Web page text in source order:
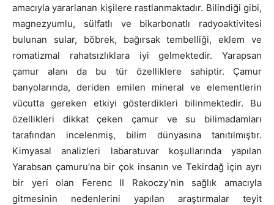
amacıyla yararlanan kişilere rastlanmaktadır. Bilindiği gibi,
magnezyumlu, sülfatlı ve bikarbonatlı radyoaktivitesi
bulunan sular, böbrek, bağırsak tembelliği, eklem ve
romatizmal rahatsızlıklara iyi gelmektedir. Yarapsan
çamur alanı da bu tür özelliklere sahiptir. Çamur
banyolarında, deriden emilen mineral ve elementlerin
vücutta gereken etkiyi gösterdikleri bilinmektedir. Bu
özellikleri dikkat çeken çamur ve su bilimadamları
tarafından incelenmiş, bilim dünyasına tanıtılmıştır.
Kimyasal analizleri labaratuvar koşullarında yapılan
Yarabsan çamuru’na bir çok insanın ve Tekirdağ için ayrı
bir yeri olan Ferenc II Rakoczy’nin sağlık amacıyla
gitmesinin nedenlerini yapılan araştırmalar teyit